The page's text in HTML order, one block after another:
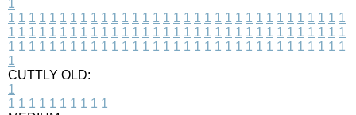
1
1 1 1 1 1 1 1 1 1 1 1 1 1 1 1 1 1 1 1 1 1 1 1 1 1 1 1 1 1 1 1 1 1
1 1 1 1 1 1 1 1 1 1 1 1 1 1 1 1 1 1 1 1 1 1 1 1 1 1 1 1 1 1 1 1 1
1 1 1 1 1 1 1 1 1 1 1 1 1 1 1 1 1 1 1 1 1 1 1 1 1 1 1 1 1 1 1 1 1
1
CUTTLY OLD:
1
1 1 1 1 1 1 1 1 1 1